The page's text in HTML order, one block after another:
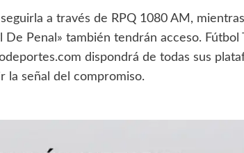
a través de RPQ 1080 AM,
De Penal» también tendrán acceso.
dispondrá de todas sus
la señal del compromiso.